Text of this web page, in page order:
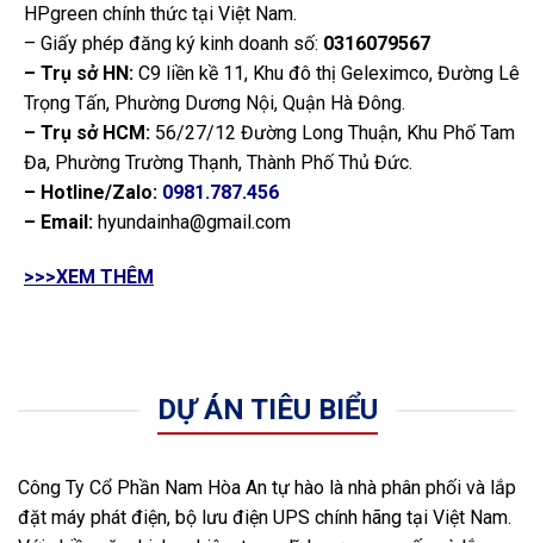
HPgreen chính thức tại Việt Nam.
– Giấy phép đăng ký kinh doanh số: 0316079567
– Trụ sở HN: C9 liền kề 11, Khu đô thị Geleximco, Đường Lê
Trọng Tấn, Phường Dương Nội, Quận Hà Đông.
– Trụ sở HCM: 56/27/12 Đường Long Thuận, Khu Phố Tam
Đa, Phường Trường Thạnh, Thành Phố Thủ Đức.
– Hotline/Zalo: 0981.787.456
– Email: hyundainha@gmail.com
>>>XEM THÊM
DỰ ÁN TIÊU BIỂU
Công Ty Cổ Phần Nam Hòa An tự hào là nhà phân phối và lắp
đặt máy phát điện, bộ lưu điện UPS chính hãng tại Việt Nam.